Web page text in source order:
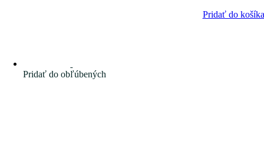
Pridať do košíka
Pridať do obľúbených